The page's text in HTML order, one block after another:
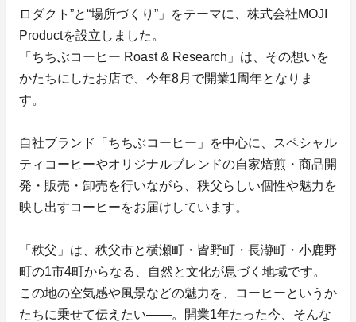
ロダクト”と“場所づくり”」をテーマに、株式会社MOJI
Productを設立しました。
「ちちぶコーヒー Roast & Research」は、その想いを
かたちにしたお店で、今年8月で開業1周年となりま
す。
自社ブランド「ちちぶコーヒー」を中心に、スペシャル
ティコーヒーやオリジナルブレンドの自家焙煎・商品開
発・販売・卸売を行いながら、秩父らしい個性や魅力を
映し出すコーヒーをお届けしています。
「秩父」は、秩父市と横瀬町・皆野町・長瀞町・小鹿野
町の1市4町からなる、自然と文化が息づく地域です。
この地の空気感や風景などの魅力を、コーヒーというか
たちに乗せて伝えたい——。開業1年たった今、そんな